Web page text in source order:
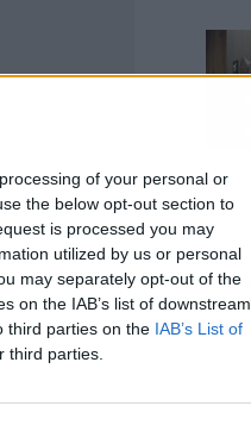
of your personal or
the below opt-out section to
is processed you may
utilized by us or personal
may separately opt-out of the
on the IAB’s list of downstream
third parties on the IAB’s List of
third parties.